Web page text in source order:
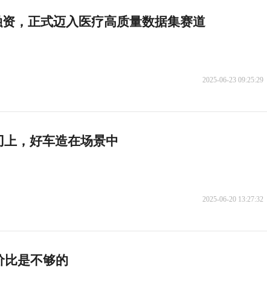
，正式迈入医疗高质量数据集赛道
2025-06-23 09:25:29
，好车造在场景中
2025-06-20 13:27:32
比是不够的